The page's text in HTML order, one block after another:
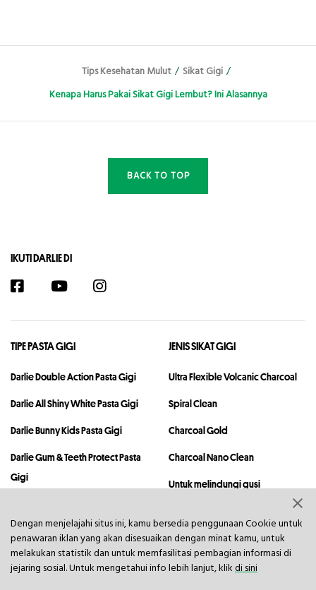
Dengan menjelajahi situs ini, kamu bersedia penggunaan Cookie untuk
penawaran iklan yang akan disesuaikan dengan minat kamu, untuk
melakukan statistik dan untuk memfasilitasi pembagian informasi di
jejaring sosial. Untuk mengetahui info lebih lanjut, klikdi sini
Tips Kesehatan Mulut / Sikat Gigi /
Kenapa Harus Pakai Sikat Gigi Lembut? Ini Alasannya
BACK TO TOP
IKUTI DARLIE DI
TIPE PASTA GIGI
Darlie Double Action Pasta Gigi
Darlie All Shiny White Pasta Gigi
Darlie Bunny Kids Pasta Gigi
Darlie Gum & Teeth Protect Pasta
Gigi
JENIS SIKAT GIGI
Ultra Flexible Volcanic Charcoal
Spiral Clean
Charcoal Gold
Charcoal Nano Clean
Untuk melindungi gusi
KESEHATAN MULUT INFO PERUSAHAAN